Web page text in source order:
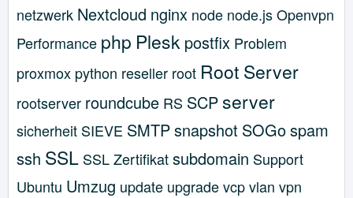
netzwerk Nextcloud nginx node node.jsOpenvpn
Performance php Plesk postfix Problem
proxmox python reseller root Root Server
rootserver roundcube RS SCPserver
sicherheit SIEVE SMTPsnapshot SOGospam
ssh SSL SSL Zertifikatsubdomain Support
Ubuntu Umzug update upgradevcpvlan vpn